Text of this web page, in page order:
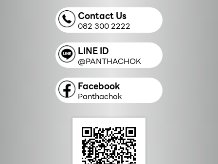
Contact Us
082 300 2222
LINE ID
@PANTHACHOK
Facebook
Panthachok